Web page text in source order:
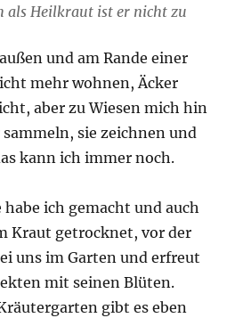
als Heilkraut ist er nicht zu
und am Rande einer
mehr wohnen, Äcker
aber zu Wiesen mich hin
sie zeichnen und
kann ich immer noch.
ich gemacht und auch
Kraut getrocknet, vor der
uns im Garten und erfreut
mit seinen Blüten.
gibt es eben